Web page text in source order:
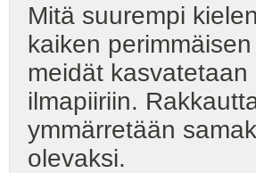
Mitä suurempi
kaiken
meidät
ilmapiiriin.
ymmärretään
olevaksi.